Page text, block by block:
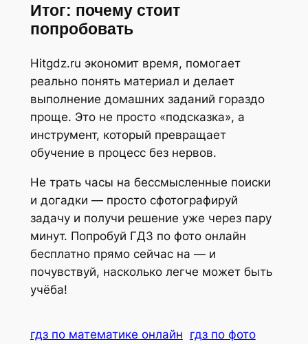
Итог: почему стоит
попробовать
Hitgdz.ru экономит время, помогает
реально понять материал и делает
выполнение домашних заданий гораздо
проще. Это не просто «подсказка», а
инструмент, который превращает
обучение в процесс без нервов.
Не трать часы на бессмысленные поиски
и догадки — просто сфотографируй
задачу и получи решение уже через пару
минут. Попробуй ГДЗ по фото онлайн
бесплатно прямо сейчас на — и
почувствуй, насколько легче может быть
учёба!
гдз по математике онлайн гдз по фото